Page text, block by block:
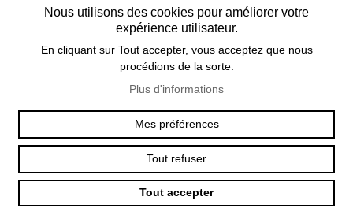
TOP
E-mail
office@les-martinets.ch
En dehors des heures
Contact en dehors des heures d'ouverture de
bureau et le week-end
Cafétéria (ouverte de 9h à 18h)
Tél.026 407 35 07
Nous utilisons des cookies pour améliorer votre
expérience utilisateur.
En cliquant sur Tout accepter, vous acceptez que nous
procédions de la sorte.
Plus d'informations
Mes préférences
Tout refuser
Tout accepter